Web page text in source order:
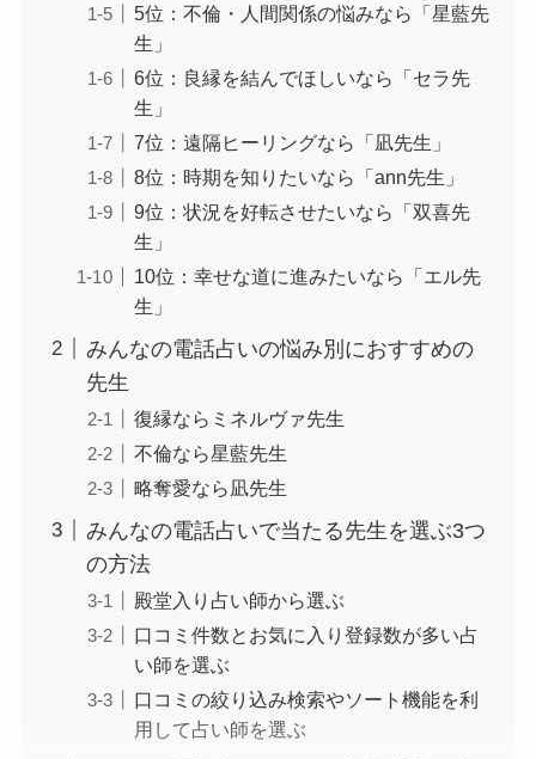
5位：不倫・人間関係の悩みなら「星藍先
生」
6位：良縁を結んでほしいなら「セラ先
生」
7位：遠隔ヒーリングなら「凪先生」
8位：時期を知りたいなら「ann先生」
9位：状況を好転させたいなら「双喜先
生」
10位：幸せな道に進みたいなら「エル先
生」
みんなの電話占いの悩み別におすすめの
先生
復縁ならミネルヴァ先生
不倫なら星藍先生
略奪愛なら凪先生
みんなの電話占いで当たる先生を選ぶ3つ
の方法
殿堂入り占い師から選ぶ
口コミ件数とお気に入り登録数が多い占
い師を選ぶ
口コミの絞り込み検索やソート機能を利
用して占い師を選ぶ